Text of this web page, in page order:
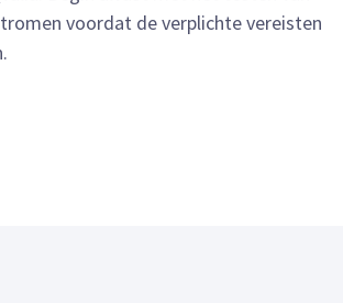
voordat de verplichte vereisten